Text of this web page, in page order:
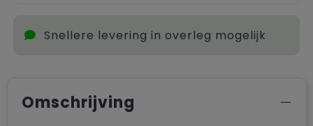
Snellere levering in overleg mogelijk
Omschrijving